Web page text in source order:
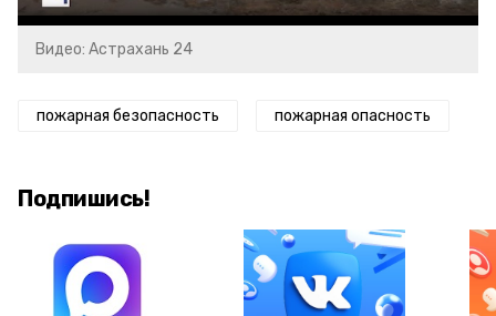
Видео: Астрахань 24
пожарная безопасность пожарная опасность
Подпишись!